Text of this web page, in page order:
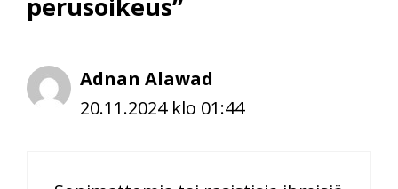
Adnan Alawad
20.11.2024 klo 01:44